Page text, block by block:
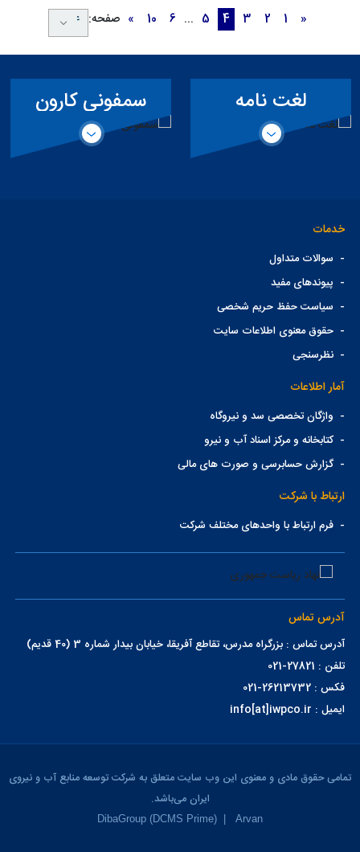
«
1
2
3
4
5
...
6
10
» صفحه:
لغت نامه
تخصصی سد
سمفونی کارون
خدمات
- سوالات متداول
- پیوندهای مفید
- سیاست حفظ حریم شخصی
-حقوق معنوی اطلاعات سایت
-نظرسنجی
آمار اطلاعات
- واژگان تخصصی سد و نیروگاه
-کتابخانه و مرکز اسناد آب و نیرو
-گزارش حسابرسی و صورت های مالی
ارتباط با شرکت
-فرم ارتباط با واحدهای مختلف شرکت
آدرس تماس
آدرس تماس : بزرگراه مدرس، تقاطع آفریقا، خیابان بیدار شماره 3 (40 قدیم)
تلفن : 27821-021
فکس : 26213732-021
ایمیل : info[at]iwpco.ir
تمامی حقوق مادی و معنوی این وب سایت متعلق به شرکت توسعه منابع آب و نیروی
ایران می‌باشد.
DibaGroup (DCMS Prime) Arvan